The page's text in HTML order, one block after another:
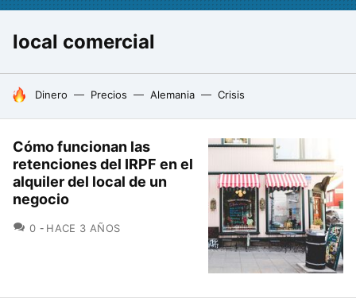
local comercial
HOY SE HABLA DE
Dinero Precios Alemania Crisis
Cómo funcionan las
retenciones del IRPF en el
alquiler del local de un
negocio
0 COMENTARIOS
HACE 3 AÑOS